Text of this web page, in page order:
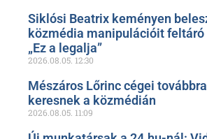
Siklósi Beatrix keményen
közmédia manipulációit
„Ez a legalja”
2026.08.05. 12:30
Mészáros Lőrinc cégei
keresnek a közmédián
2026.08.05. 11:09